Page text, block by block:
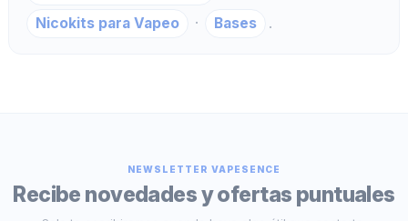
Nicokits para Vapeo
· Bases .
NEWSLETTER VAPESENCE
Recibe novedades y ofertas puntuales